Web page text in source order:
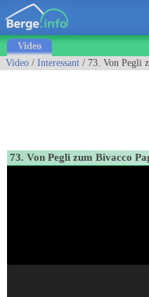
Video
Video / Interessant / 73. Von Pegli
73. Von Pegli zum Bivacco